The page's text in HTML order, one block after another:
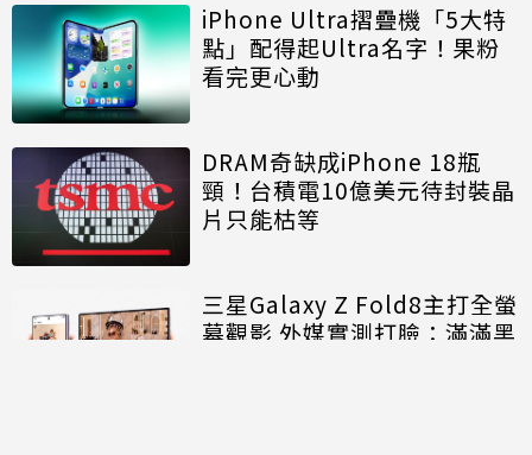
iPhone Ultra摺疊機「5大特
點」配得起Ultra名字！果粉
看完更心動
DRAM奇缺成iPhone 18瓶
頸！台積電10億美元待封裝晶
片只能枯等
三星Galaxy Z Fold8主打全螢
幕觀影 外媒實測打臉：滿滿黑